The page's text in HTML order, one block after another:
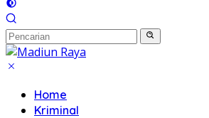
Home
Kriminal